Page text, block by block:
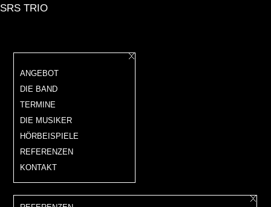
SRS TRIO
ANGEBOT
DIE BAND
TERMINE
DIE MUSIKER
HÖRBEISPIELE
REFERENZEN
KONTAKT